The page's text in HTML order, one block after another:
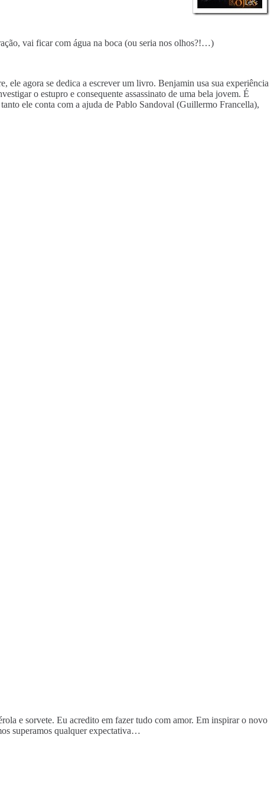
vai ficar com água na boca (ou seria nos olhos?!…)
agora se dedica a escrever um livro. Benjamin usa sua experiência
o estupro e consequente assassinato de uma bela jovem. É
ele conta com a ajuda de Pablo Sandoval (Guillermo Francella),
e sorvete. Eu acredito em fazer tudo com amor. Em inspirar o novo
superamos qualquer expectativa…